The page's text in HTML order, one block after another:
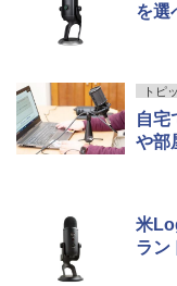
を選
トピ
自宅
や部
米
ラン